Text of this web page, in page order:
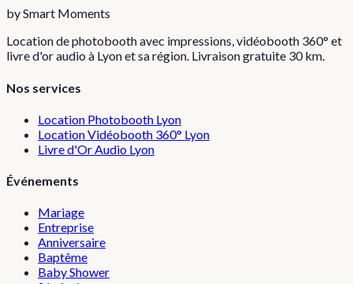
by Smart Moments
Location de photobooth avec impressions, vidéobooth 360° et
livre d'or audio à Lyon et sa région. Livraison gratuite 30 km.
Nos services
Location Photobooth Lyon
Location Vidéobooth 360° Lyon
Livre d'Or Audio Lyon
Événements
Mariage
Entreprise
Anniversaire
Baptême
Baby Shower